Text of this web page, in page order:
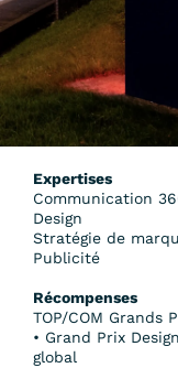
Expertises
Communication
Design
Stratégie de
Publicité
Récompenses
TOP/COM Grands
• Grand Prix
global